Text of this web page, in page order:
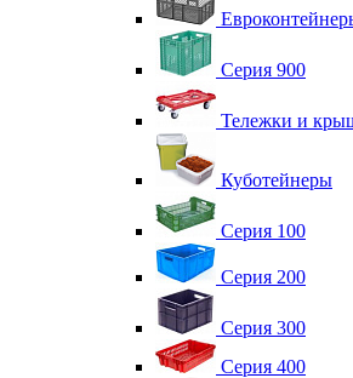
Серия 900
Тележки и
Куботейнеры
Серия 100
Серия 200
Серия 300
Серия 400